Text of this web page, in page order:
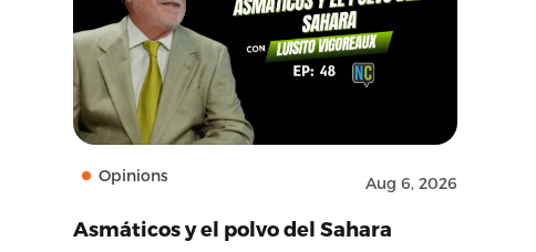
Opinions Aug 6, 2026
Asmáticos y el polvo del Sahara